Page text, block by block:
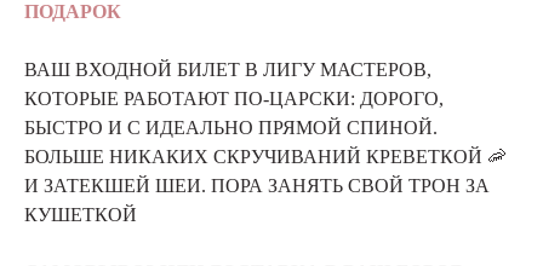
ПОДАРОК
ВАШ ВХОДНОЙ БИЛЕТ В ЛИГУ МАСТЕРОВ,
КОТОРЫЕ РАБОТАЮТ ПО-ЦАРСКИ: ДОРОГО,
БЫСТРО И С ИДЕАЛЬНО ПРЯМОЙ СПИНОЙ.
БОЛЬШЕ НИКАКИХ СКРУЧИВАНИЙ КРЕВЕТКОЙ 🦐
И ЗАТЕКШЕЙ ШЕИ. ПОРА ЗАНЯТЬ СВОЙ ТРОН ЗА
КУШЕТКОЙ